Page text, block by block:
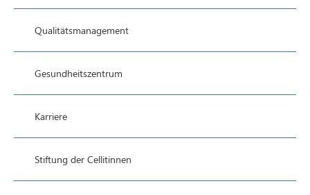
Qualitätsmanagement
Gesundheitszentrum
Karriere
Stiftung der Cellitinnen